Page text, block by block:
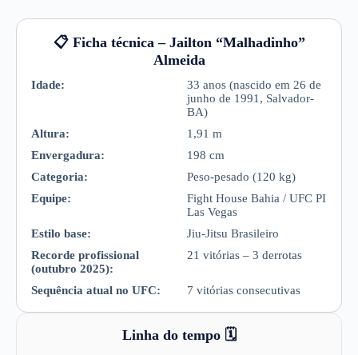
📋 Ficha técnica – Jailton “Malhadinho”
Almeida
Idade:
33 anos (nascido em 26 de
junho de 1991, Salvador-
BA)
Altura:
1,91 m
Envergadura:
198 cm
Categoria:
Peso-pesado (120 kg)
Equipe:
Fight House Bahia / UFC PI
Las Vegas
Estilo base:
Jiu-Jitsu Brasileiro
Recorde profissional
(outubro 2025):
21 vitórias – 3 derrotas
Sequência atual no UFC: 7 vitórias consecutivas
Linha do tempo 🗓️